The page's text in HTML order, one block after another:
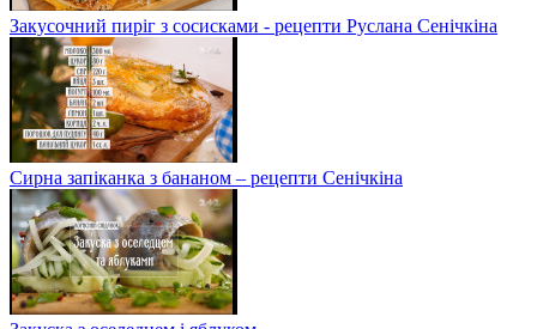
Закусочний пиріг з сосисками - рецепти Руслана Сенічкіна
Сирна запіканка з бананом – рецепти Сенічкіна